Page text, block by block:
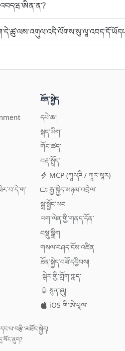
ཐོན་སྐྱེད
དཔེ་ཆ།
སྐད་ཡིག་
གོང་ཚད་
བརྡ་སྤྲོད་
MCP (ཀཱལཌི / ཀཱར་སཱར)
རྒྱ་སྐྱེད་མཉམ་འབྲེལ་
སྒྲ་སྦྱོང་ལབ
ལག་ལེན་གྱི་གནད་དོན་
བསྡུ་སྒྲིག
གསལ་བཤད་ངོས་འཛིན
ཐོན་སྐྱེད་བཟོ་དབྱིབས།
སྒེར་གྱི་གློག་ཀླད་
སྙན་ཞུ།
iOS གི་ཨེ་པཱལ་